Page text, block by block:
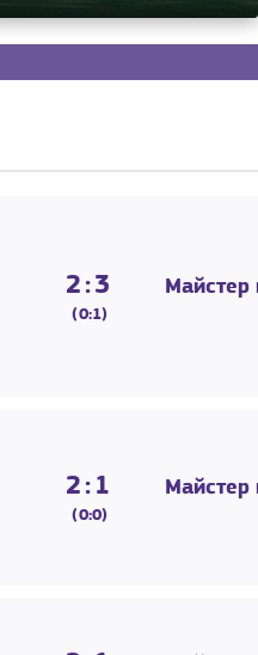
2:3
(0:1)
Майстер
2:1
(0:0)
Майстер